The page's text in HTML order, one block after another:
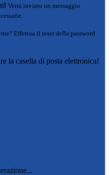
Verrà inviato un messaggio
Effettua il reset della password
la casella di posta elettronica!